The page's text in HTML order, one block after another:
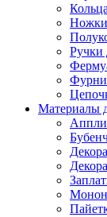
Ножки
Ручки
Материалы